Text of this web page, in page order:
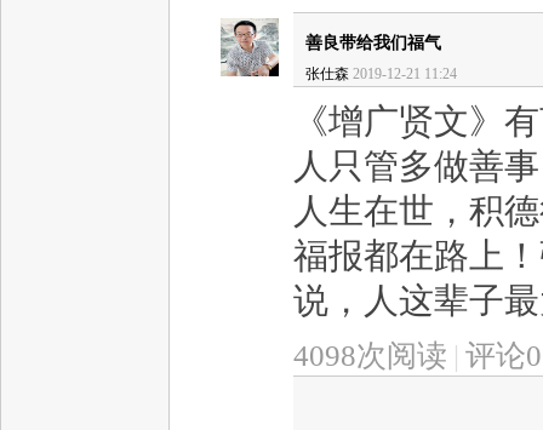
善良带给我们福气
张仕森 2019-12-21 11:24
《增广贤文》
人只管多做善
人生在世，积
福报都在路上
说，人这辈子
4098次阅读 | 评论0